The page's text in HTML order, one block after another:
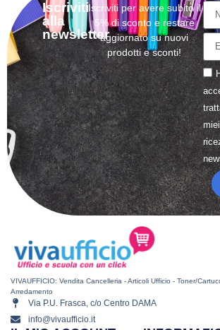
Iscriviti
alla
newsletter
Iscriviti per avere subito il
5% di sconto e restare
aggiornato su nuovi
prodotti e sconti!
VIVAUFFICIO: Vendita Cancelleria - Articoli Ufficio - Toner/
Arredamento
Via P.U. Frasca, c/o Centro DAMA
info@vivaufficio.it